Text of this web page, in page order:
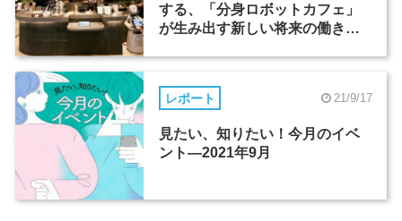
する、「分身ロボットカフェ」
が生み出す新しい将来の働き方
レポート 21/9/17
見たい、知りたい！今月のイベ
ント―2021年9月